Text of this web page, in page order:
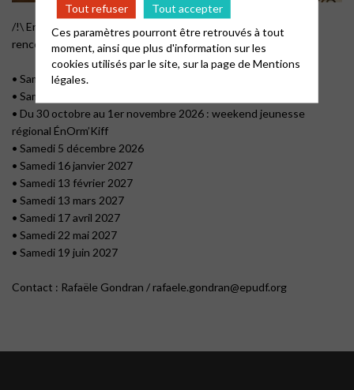
/!\ En fonction des activités proposées, les horaires des
rencontres sont variables :
• Samedi 12 septembre 2026
• Samedi 10 octobre 2026
• Du 30 octobre au 1er novembre 2026 : weekend jeunesse
régional ÉnOrm’Kiff
• Samedi 5 décembre 2026
• Samedi 16 janvier 2027
• Samedi 13 février 2027
• Samedi 13 mars 2027
• Samedi 17 avril 2027
• Samedi 22 mai 2027
• Samedi 19 juin 2027
Contact : Rafaële Gondran / rafaele.gondran@epudf.org
Tout refuser
Tout accepter
Ces paramètres pourront être retrouvés à tout
moment, ainsi que plus d'information sur les
cookies utilisés par le site, sur la page deMentions
légales.